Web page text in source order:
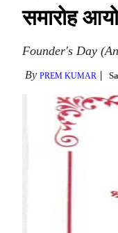
समारोह
Founder's Day
By PREM KUMAR